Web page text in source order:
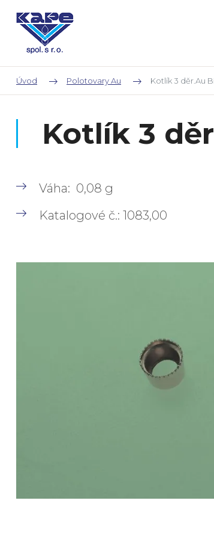
Úvod Polotovary Au Kotlík 3 děr.Au
Kotlík 3
Váha: 0,08 g
Katalogové č.: 1083,00